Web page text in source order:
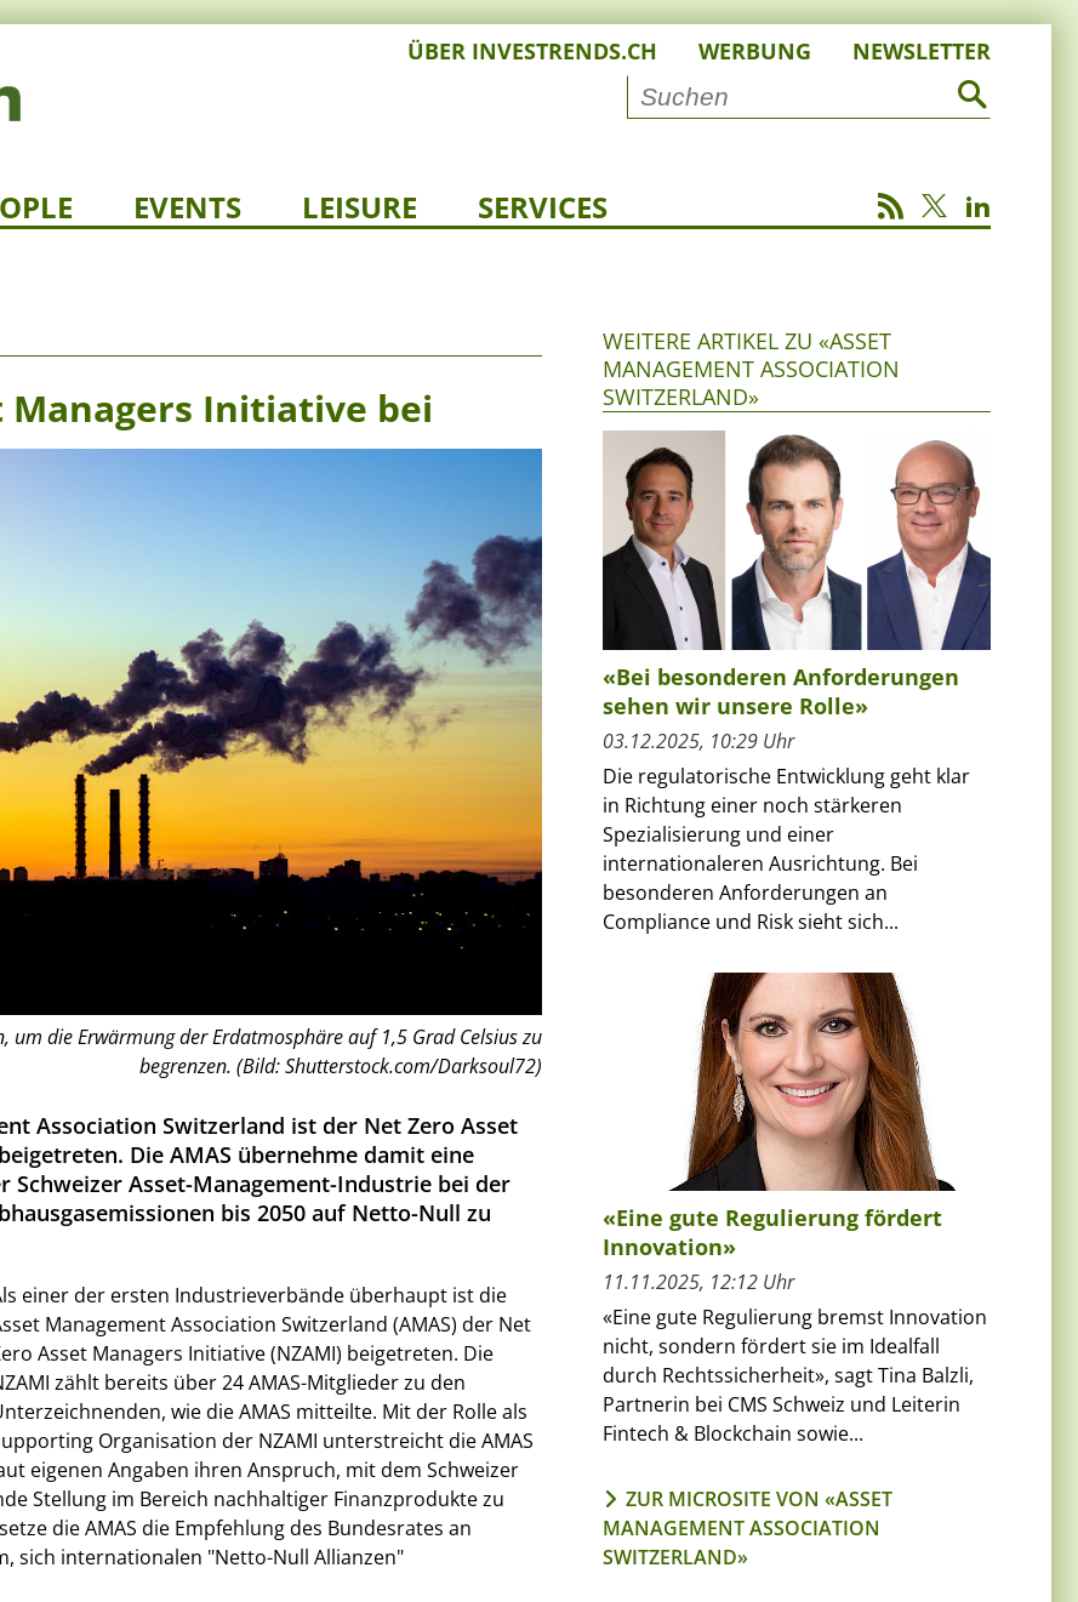
ÜBER INVESTRENDS.CH WERBUNG NEWSLETTER
EVENTS LEISURE SERVICES
Initiative bei
um die Erwärmung der Erdatmosphäre auf 1,5 Grad Celsius zu
begrenzen. (Bild: Shutterstock.com/Darksoul72)
Association Switzerland ist der Net Zero Asset
Die AMAS übernehme damit eine
Schweizer Asset-Management-Industrie bei der
bis 2050 auf Netto-Null zu
einer der ersten Industrieverbände überhaupt ist die
Management Association Switzerland (AMAS) der Net
Asset Managers Initiative (NZAMI) beigetreten. Die
zählt bereits über 24 AMAS-Mitglieder zu den
wie die AMAS mitteilte. Mit der Rolle als
Organisation der NZAMI unterstreicht die AMAS
eigenen Angaben ihren Anspruch, mit dem Schweizer
Stellung im Bereich nachhaltiger Finanzprodukte zu
die AMAS die Empfehlung des Bundesrates an
sich internationalen "Netto-Null Allianzen"
WEITERE ARTIKEL ZU «ASSET
MANAGEMENT ASSOCIATION
SWITZERLAND»
«Bei besonderen Anforderungen
sehen wir unsere Rolle»
03.12.2025, 10:29 Uhr
Die regulatorische Entwicklung geht klar
in Richtung einer noch stärkeren
Spezialisierung und einer
internationaleren Ausrichtung. Bei
besonderen Anforderungen an
Compliance und Risk sieht sich...
«Eine gute Regulierung fördert
Innovation»
11.11.2025, 12:12 Uhr
«Eine gute Regulierung bremst Innovation
nicht, sondern fördert sie im Idealfall
durch Rechtssicherheit», sagt Tina Balzli,
Partnerin bei CMS Schweiz und Leiterin
Fintech & Blockchain sowie...
ZUR MICROSITE VON «ASSET
MANAGEMENT ASSOCIATION
SWITZERLAND»